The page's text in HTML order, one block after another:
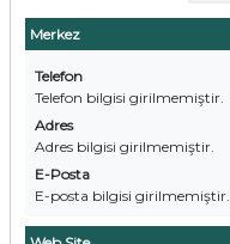
Merkez
Telefon
Telefon bilgisi girilmemiştir.
Adres
Adres bilgisi girilmemiştir.
E-Posta
E-posta bilgisi girilmemiştir.